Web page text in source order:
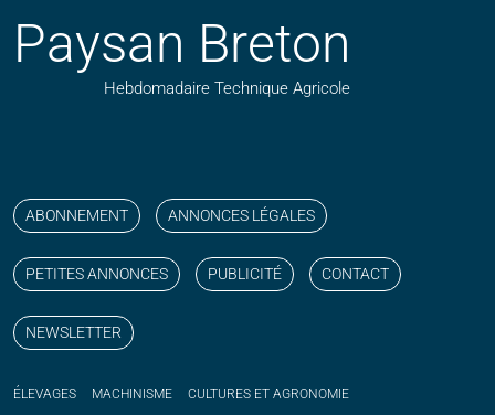
Paysan Breton
Hebdomadaire Technique Agricole
ABONNEMENT ANNONCES LÉGALES
PETITES ANNONCES PUBLICITÉ CONTACT
NEWSLETTER
ÉLEVAGES MACHINISME CULTURES ET AGRONOMIE